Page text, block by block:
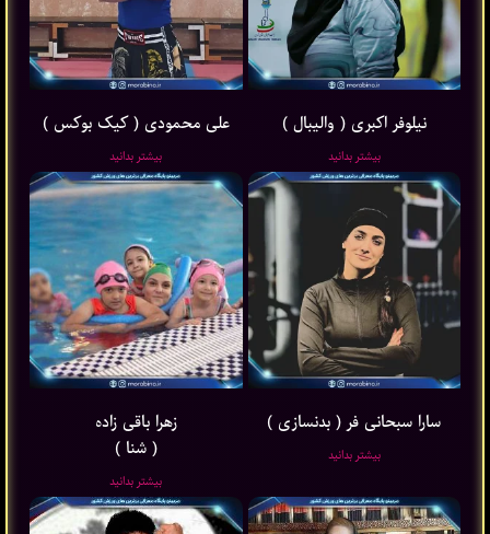
نیلوفر اکبری ( والیبال )
بیشتر بدانید
علی محمودی ( کیک بوکس )
بیشتر بدانید
سارا سبحانی فر ( بدنسازی )
بیشتر بدانید
زهرا باقی ‌زاده
( شنا )
بیشتر بدانید